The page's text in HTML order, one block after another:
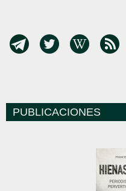
PUBLICACIONES